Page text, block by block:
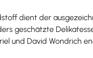
dient der
geschätzte
und David Wondrich